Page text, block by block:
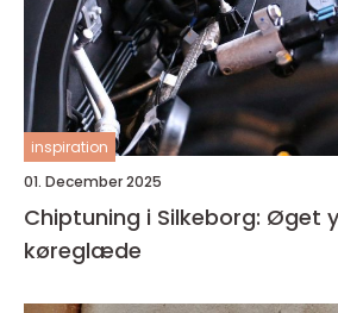
inspiration
01. December 2025
Chiptuning i Silkeborg: Øget
køreglæde